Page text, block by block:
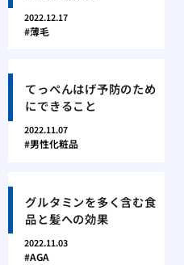
2022.12.17
薄毛
てっぺんはげ予防のため
にできること
2022.11.07
男性化粧品
グルタミンを多く含む食
品と髪への効果
2022.11.03
AGA